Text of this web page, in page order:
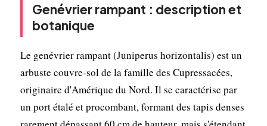
Genévrier rampant : description et
botanique
Le genévrier rampant (Juniperus horizontalis) est un
arbuste couvre-sol de la famille des Cupressacées,
originaire d'Amérique du Nord. Il se caractérise par
un port étalé et procombant, formant des tapis denses